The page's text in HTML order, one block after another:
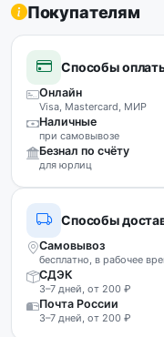
Покупателям
Способы
Онлайн
Visa, Mastercard, МИР
Наличные
при самовывозе
Безнал по счёту
для юрлиц
Способы
Самовывоз
бесплатно, в рабочее
СДЭК
3–7 дней, от 200 ₽
Почта России
3–7 дней, от 200 ₽